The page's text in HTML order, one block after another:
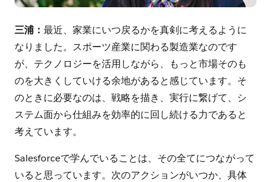
三浦：最近、家業にいつ戻るかを真剣に考えるように
なりました。スポーツ産業に関わる製造業なのです
が、テクノロジーを活用しながら、もっと市場そのも
のを大きくしていける余地があると感じています。そ
のときに必要なのは、戦略を描き、実行に繋げて、シ
ステム面から仕組みを効率的に回し続ける力であると
考えています。
Salesforceで学んでいることは、その全てにつながって
いると思っています。次のアクションがいつか、具体